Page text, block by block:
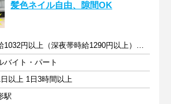
髪色ネイル自由、隙間OK
時給1032円以上（深夜帯時給1290円以上） ＋交通費支給
バイト・パート
以上 1日3時間以上
駅